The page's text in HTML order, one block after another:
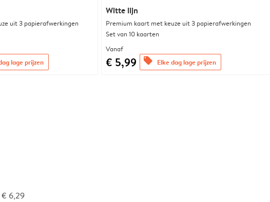
uit 3 papierafwerkingen
lage prijzen
Witte lijn
Premium kaart met keuze uit 3 papierafwerkingen
Set van 10 kaarten
Vanaf
€ 5,99 offers Elke dag lage prijzen
€ 6,29